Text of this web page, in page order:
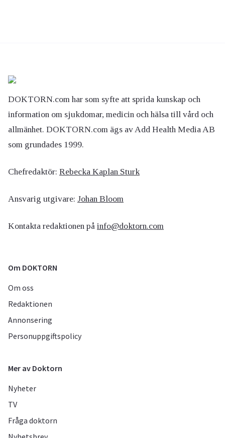
DOKTORN.com har som syfte att sprida kunskap och
information om sjukdomar, medicin och hälsa till vård och
allmänhet. DOKTORN.com ägs av Add Health Media AB
som grundades 1999.
Chefredaktör: Rebecka Kaplan Sturk
Ansvarig utgivare: Johan Bloom
Kontakta redaktionen på info@doktorn.com
Om DOKTORN
Om oss
Redaktionen
Annonsering
Personuppgiftspolicy
Mer av Doktorn
Nyheter
TV
Fråga doktorn